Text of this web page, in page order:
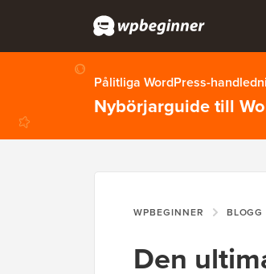
Pålitliga WordPress-
Nybörjarguide till
WPBEGINNER BLOGG
Den